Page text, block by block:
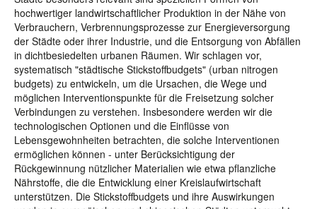
hochwertiger landwirtschaftlicher Produktion in der Nähe von
Verbrauchern, Verbrennungsprozesse zur Energieversorgung
der Städte oder ihrer Industrie, und die Entsorgung von Abfällen
in dichtbesiedelten urbanen Räumen. Wir schlagen vor,
systematisch "städtische Stickstoffbudgets" (urban nitrogen
budgets) zu entwickeln, um die Ursachen, die Wege und
möglichen Interventionspunkte für die Freisetzung solcher
Verbindungen zu verstehen. Insbesondere werden wir die
technologischen Optionen und die Einflüsse von
Lebensgewohnheiten betrachten, die solche Interventionen
ermöglichen können - unter Berücksichtigung der
Rückgewinnung nützlicher Materialien wie etwa pflanzliche
Nährstoffe, die die Entwicklung einer Kreislaufwirtschaft
unterstützen. Die Stickstoffbudgets und ihre Auswirkungen